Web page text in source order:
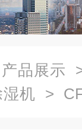
产品展示
机 >